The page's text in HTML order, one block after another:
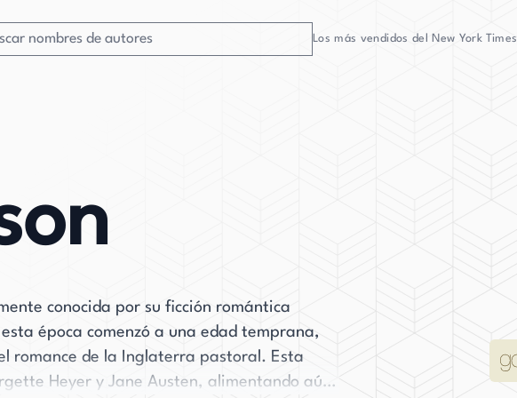
Los más vendidos del New York Times
conocida por su ficción romántica
época comenzó a una edad temprana,
romance de la Inglaterra pastoral. Esta
Heyer y Jane Austen, alimentando aún